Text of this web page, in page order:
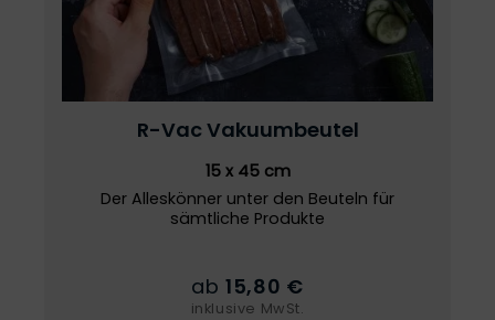
R-Vac Vakuumbeutel
15 x 45 cm
Der Alleskönner unter den Beuteln für
sämtliche Produkte
ab15,80 €
inklusive MwSt.